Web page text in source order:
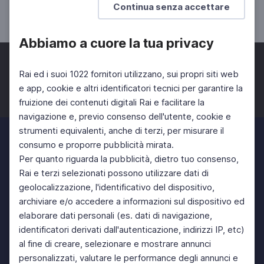
Continua senza accettare
Abbiamo a cuore la tua privacy
Rai ed i suoi 1022 fornitori utilizzano, sui propri siti web
e app, cookie e altri identificatori tecnici per garantire la
fruizione dei contenuti digitali Rai e facilitare la
navigazione e, previo consenso dell'utente, cookie e
strumenti equivalenti, anche di terzi, per misurare il
consumo e proporre pubblicità mirata.
Per quanto riguarda la pubblicità, dietro tuo consenso,
Rai e terzi selezionati possono utilizzare dati di
geolocalizzazione, l'identificativo del dispositivo,
archiviare e/o accedere a informazioni sul dispositivo ed
elaborare dati personali (es. dati di navigazione,
identificatori derivati dall'autenticazione, indirizzi IP, etc)
al fine di creare, selezionare e mostrare annunci
personalizzati, valutare le performance degli annunci e
SCUOLA SECONDARIA 2°
Facebook Twitter Instagram